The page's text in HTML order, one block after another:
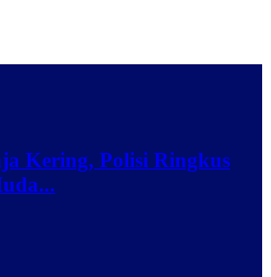
Kering, Polisi Ringkus